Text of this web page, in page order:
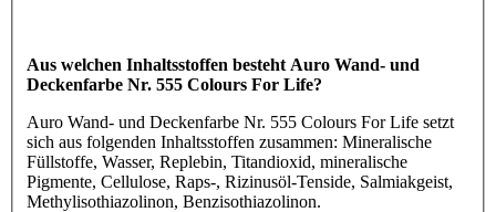
Aus welchen Inhaltsstoffen besteht Auro Wand- und
Deckenfarbe Nr. 555 Colours For Life?
Auro Wand- und Deckenfarbe Nr. 555 Colours For Life setzt
sich aus folgenden Inhaltsstoffen zusammen: Mineralische
Füllstoffe, Wasser, Replebin, Titandioxid, mineralische
Pigmente, Cellulose, Raps-, Rizinusöl-Tenside, Salmiakgeist,
Methylisothiazolinon, Benzisothiazolinon.